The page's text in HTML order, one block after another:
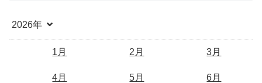
2026年
1月 2月 3月
4月 5月 6月